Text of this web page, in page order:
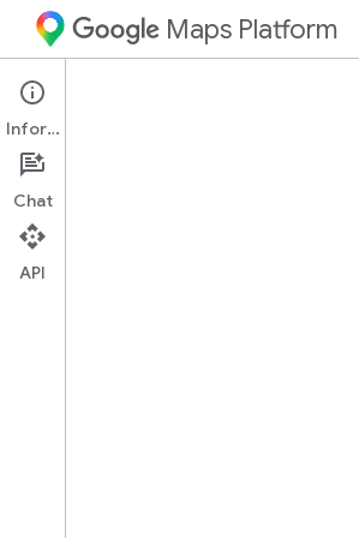
Maps Platform
Support Services
Documentación de Google Maps
Información
Chat
API